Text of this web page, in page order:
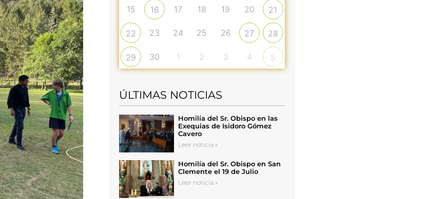
15 16 17 18 19 20 21
22 23 24 25 26 27 28
29 30 1 2 3 4 5
ÚLTIMAS NOTICIAS
Homilía del Sr. Obispo en las
Exequias de Isidoro Gómez
Cavero
Leer noticia »
Homilía del Sr. Obispo en San
Clemente el 19 de Julio
Leer noticia »